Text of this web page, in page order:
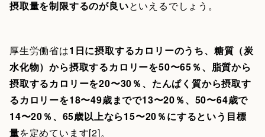
摂取量を制限するのが良いといえるでしょう。
厚生労働省は1日に摂取するカロリーのうち、糖質（炭
水化物）から摂取するカロリーを50〜65％、脂質から
摂取するカロリーを20〜30％、たんぱく質から摂取す
るカロリーを18〜49歳までで13〜20％、50〜64歳で
14〜20％、65歳以上なら15〜20％にするという目標
量を定めています[2]。